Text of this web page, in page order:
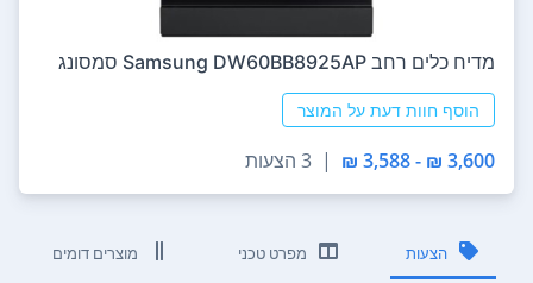
מדיח כלים ‏רחב Samsung DW60BB8925AP סמסונג
הוסף חוות דעת על המוצר
3,600 ₪ - 3,588 ₪
| 3 הצעות
הצעות מפרט טכני מוצרים דומים